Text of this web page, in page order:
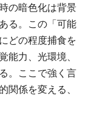
の暗色化は背景
る。この「可能
どの程度捕食を
能力、光環境、
。ここで強く言
関係を変える、